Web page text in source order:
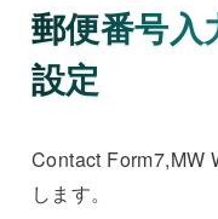
郵便番号
設定
Contact Form7,MW
します。